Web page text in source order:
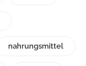
nahrungsmittel